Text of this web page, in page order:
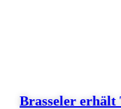
Brasseler erhält